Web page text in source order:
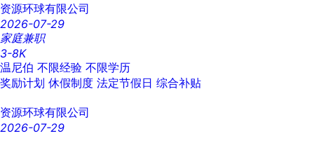
资源环球有限公司
2026-07-29
家庭兼职
3-8K
温尼伯 不限经验 不限学历
奖励计划 休假制度 法定节假日 综合补贴
资源环球有限公司
2026-07-29